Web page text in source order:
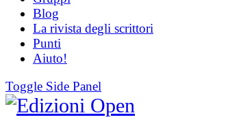
Blog
La rivista degli scrittori
Punti
Aiuto!
Toggle Side Panel